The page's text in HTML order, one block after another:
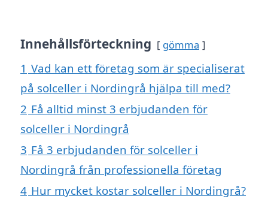
Innehållsförteckning gömma
1 Vad kan ett företag som är specialiserat
på solceller i Nordingrå hjälpa till med?
2 Få alltid minst 3 erbjudanden för
solceller i Nordingrå
3 Få 3 erbjudanden för solceller i
Nordingrå från professionella företag
4 Hur mycket kostar solceller i Nordingrå?